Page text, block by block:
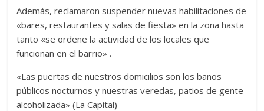
Además, reclamaron suspender nuevas habilitaciones de
«bares, restaurantes y salas de fiesta» en la zona hasta
tanto «se ordene la actividad de los locales que
funcionan en el barrio» .
«Las puertas de nuestros domicilios son los baños
públicos nocturnos y nuestras veredas, patios de gente
alcoholizada» (La Capital)